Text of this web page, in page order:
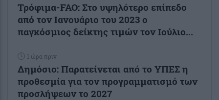
Τρόφιμα-FAO: Στο υψηλότερο επίπεδο
από τον Ιανουάριο του 2023 o
παγκόσμιος δείκτης τιμών τον Ιούλιο...
1 ώρα πριν
Δημόσιο: Παρατείνεται από το ΥΠΕΣ η
προθεσμία για τον προγραμματισμό των
προσλήψεων το 2027